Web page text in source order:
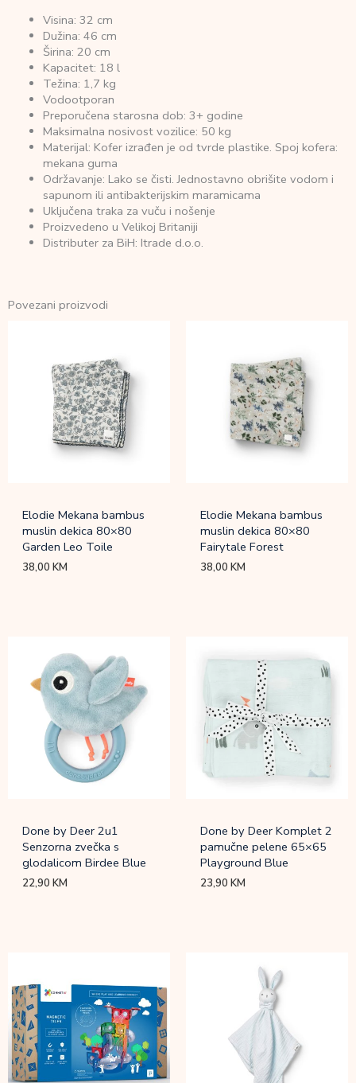
Visina: 32 cm
Dužina: 46 cm
Širina: 20 cm
Kapacitet: 18 l
Težina: 1,7 kg
Vodootporan
Preporučena starosna dob: 3+ godine
Maksimalna nosivost vozilice: 50 kg
Materijal: Kofer izrađen je od tvrde plastike. Spoj kofera:
mekana guma
Održavanje: Lako se čisti. Jednostavno obrišite vodom i
sapunom ili antibakterijskim maramicama
Uključena traka za vuču i nošenje
Proizvedeno u Velikoj Britaniji
Distributer za BiH: Itrade d.o.o.
Povezani proizvodi
Elodie Mekana bambus
muslin dekica 80×80
Garden Leo Toile
38,00KM
Elodie Mekana bambus
muslin dekica 80×80
Fairytale Forest
38,00KM
Done by Deer 2u1
Senzorna zvečka s
glodalicom Birdee Blue
22,90KM
Done by Deer Komplet 2
pamučne pelene 65×65
Playground Blue
23,90KM